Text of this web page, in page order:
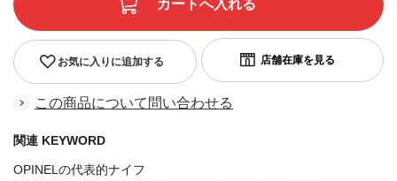
お気に入りに追加する
この商品について問い合わせる
関連 KEYWORD
OPINELの代表的ナイフ